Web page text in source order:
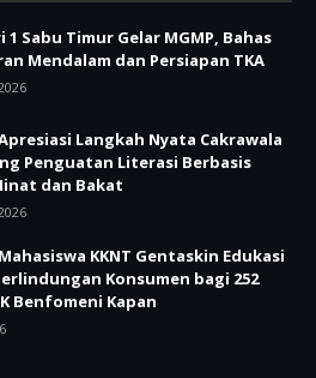
1 Sabu Timur Gelar MGMP, Bahas
Mendalam dan Persiapan TKA
Langkah Nyata Cakrawala
Penguatan Literasi Berbasis
dan Bakat
KKNT Gentaskin Edukasi
Konsumen bagi 252
Benfomeni Kapan